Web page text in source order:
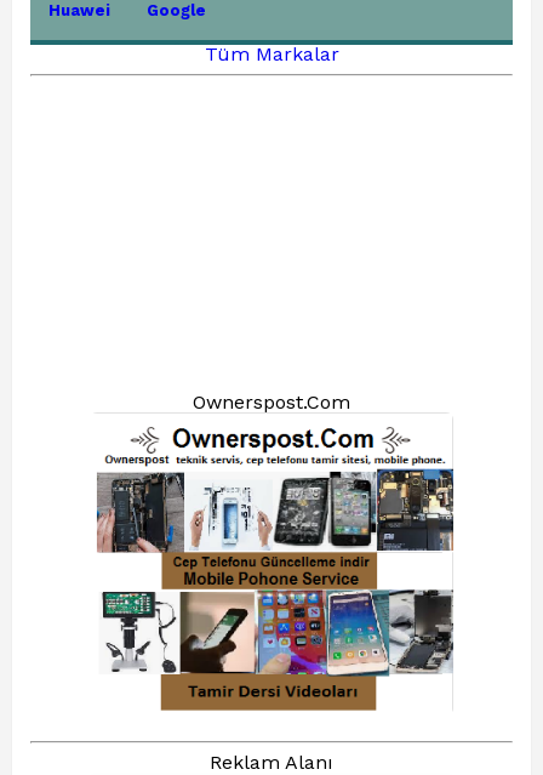
Huawei Google
Tüm Markalar
Ownerspost.Com
Reklam Alanı